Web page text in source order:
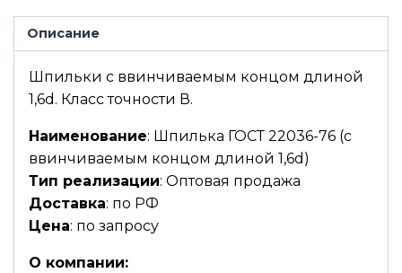
Описание
Шпильки с ввинчиваемым концом длиной
1,6d. Класс точности В.
Наименование: Шпилька ГОСТ 22036-76 (с
ввинчиваемым концом длиной 1,6d)
Тип реализации: Оптовая продажа
Доставка: по РФ
Цена: по запросу
О компании: